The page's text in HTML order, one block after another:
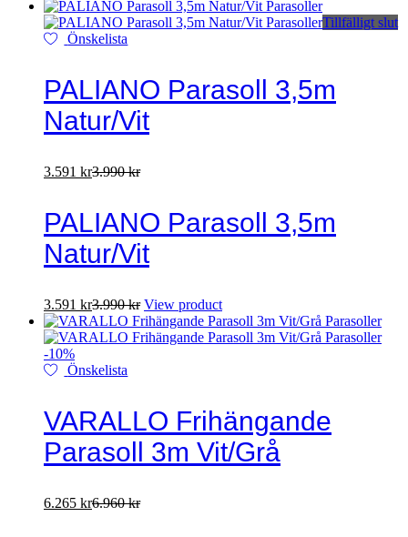
Tillfälligt slut
Önskelista
PALIANO Parasoll 3,5m
Natur/Vit
3.591 kr3.990kr
PALIANO Parasoll 3,5m
Natur/Vit
3.591 kr3.990kr View product
-10%
Önskelista
VARALLO Frihängande
Parasoll 3m Vit/Grå
6.265 kr6.960kr